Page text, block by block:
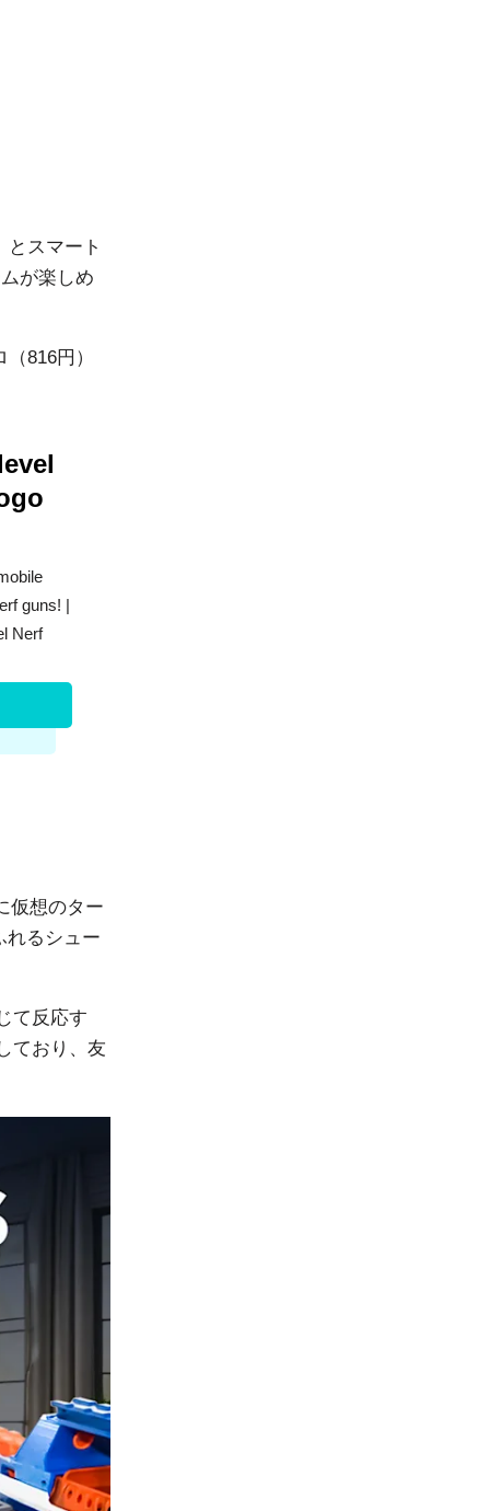
とスマート
が楽しめ
816円）
guns! |
Nerf
仮想のター
れるシュー
て反応す
ており、友